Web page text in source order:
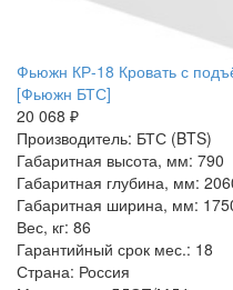
Фьюжн КР-18 Кровать с
[Фьюжн БТС]
20 068 ₽
Производитель: БТС (BTS)
Габаритная высота, мм: 790
Габаритная глубина, мм:
Габаритная ширина, мм:
Вес, кг: 86
Гарантийный срок мес.: 18
Страна: Россия